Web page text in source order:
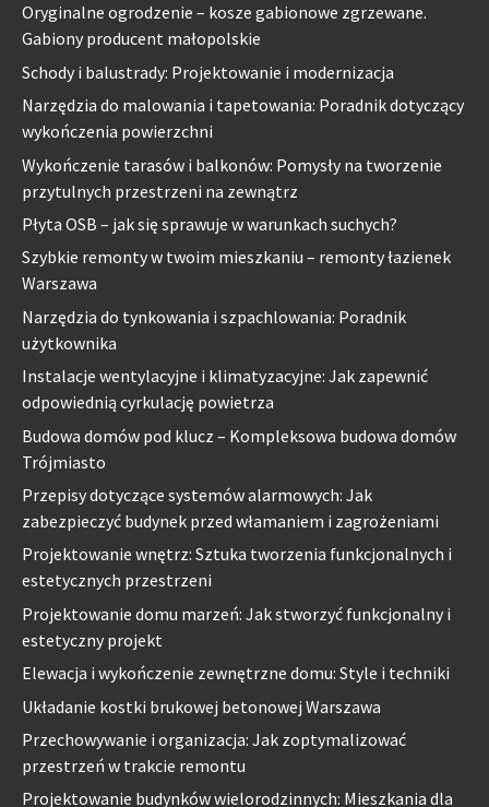
Oryginalne ogrodzenie – kosze gabionowe zgrzewane.
Gabiony producent małopolskie
Schody i balustrady: Projektowanie i modernizacja
Narzędzia do malowania i tapetowania: Poradnik dotyczący
wykończenia powierzchni
Wykończenie tarasów i balkonów: Pomysły na tworzenie
przytulnych przestrzeni na zewnątrz
Płyta OSB – jak się sprawuje w warunkach suchych?
Szybkie remonty w twoim mieszkaniu – remonty łazienek
Warszawa
Narzędzia do tynkowania i szpachlowania: Poradnik
użytkownika
Instalacje wentylacyjne i klimatyzacyjne: Jak zapewnić
odpowiednią cyrkulację powietrza
Budowa domów pod klucz – Kompleksowa budowa domów
Trójmiasto
Przepisy dotyczące systemów alarmowych: Jak
zabezpieczyć budynek przed włamaniem i zagrożeniami
Projektowanie wnętrz: Sztuka tworzenia funkcjonalnych i
estetycznych przestrzeni
Projektowanie domu marzeń: Jak stworzyć funkcjonalny i
estetyczny projekt
Elewacja i wykończenie zewnętrzne domu: Style i techniki
Układanie kostki brukowej betonowej Warszawa
Przechowywanie i organizacja: Jak zoptymalizować
przestrzeń w trakcie remontu
Projektowanie budynków wielorodzinnych: Mieszkania dla